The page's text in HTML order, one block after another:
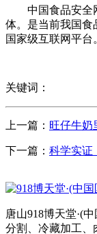
中国食品安全网
体。是当前我国食
国家级互联网平台
关键词：
上一篇： 旺仔牛奶
下一篇： 科学实证
唐山918博天堂·(
分割、冷藏加工、